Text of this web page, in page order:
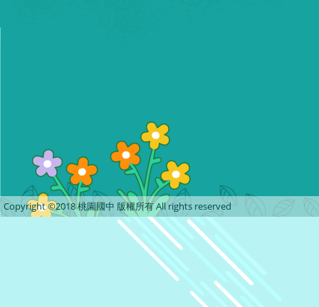
Copyright ©2018 桃園國中 版權所有 All rights reserved